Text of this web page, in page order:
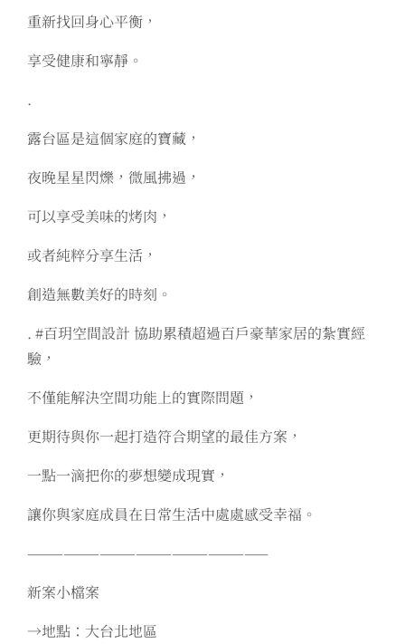
重新找回身心平衡，
享受健康和寧靜。
.
露台區是這個家庭的寶藏，
夜晚星星閃爍，微風拂過，
可以享受美味的烤肉，
或者純粹分享生活，
創造無數美好的時刻。
. #百玥空間設計 協助累積超過百戶豪華家居的紮實經
驗，
不僅能解決空間功能上的實際問題，
更期待與你一起打造符合期望的最佳方案，
一點一滴把你的夢想變成現實，
讓你與家庭成員在日常生活中處處感受幸福。
————————————————————
新案小檔案
→地點：大台北地區